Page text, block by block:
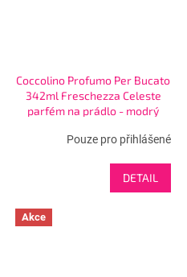
Coccolino Profumo Per Bucato
342ml Freschezza Celeste
parfém na prádlo - modrý
Pouze pro přihlášené
DETAIL
Akce